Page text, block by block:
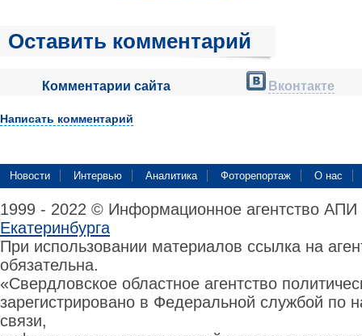
Оставить комментарий
Комментарии сайта Вконтакте
Написать комментарий
Новости Интервью Аналитика Фоторепортаж О нас
1999 - 2022 © Информационное агентство
Екатеринбурга
При использовании материалов ссылка на
обязательна.
«Свердловское областное агентство
зарегистрировано в Федеральной службой по
связи,